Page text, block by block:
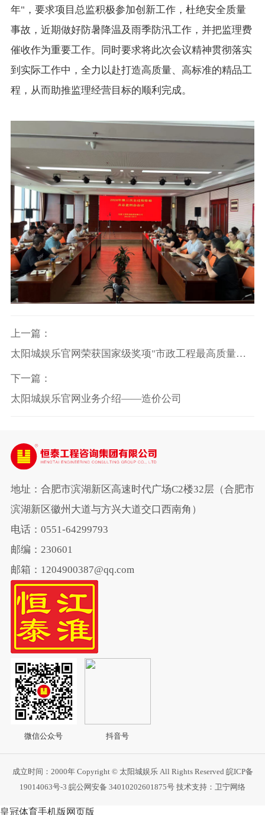
年"，要求项目总监积极参加创新工作，杜绝安全质量
事故，近期做好防暑降温及雨季防汛工作，并把监理费
催收作为重要工作。同时要求将此次会议精神贯彻落实
到实际工作中，全力以赴打造高质量、高标准的精品工
程，从而助推监理经营目标的顺利完成。
上一篇：
太阳城娱乐官网荣获国家级奖项"市政工程最高质量水
平评价奖"
下一篇：
太阳城娱乐官网业务介绍——造价公司
地址：合肥市滨湖新区高速时代广场C2楼32层（合肥市
滨湖新区徽州大道与方兴大道交口西南角）
电话：0551-64299793
邮编：230601
邮箱：1204900387@qq.com
微信公众号 抖音号
成立时间：2000年 Copyright © 太阳城娱乐 All Rights Reserved 皖ICP备
19014063号-3 皖公网安备 34010202601875号 技术支持：卫宁网络
皇冠体育手机版网页版